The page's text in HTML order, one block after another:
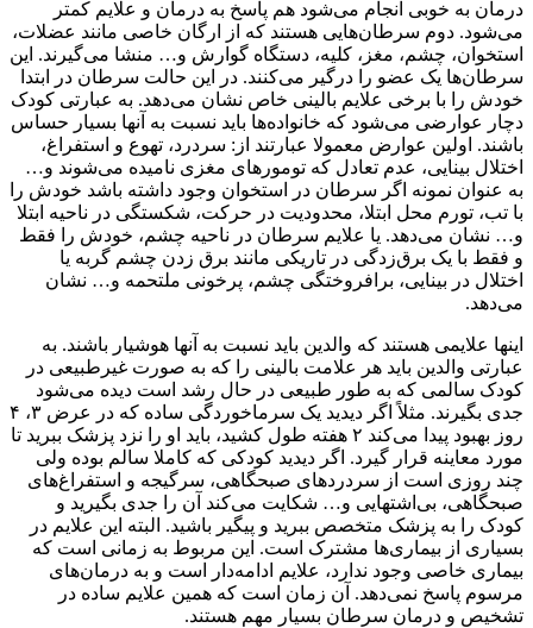
درمان به خوبی انجام می‌شود هم پاسخ به درمان و علایم کمتر
می‌شود. دوم سرطان‌هایی هستند که از ارگان خاصی مانند عضلات،
استخوان، چشم، مغز، کلیه، دستگاه گوارش و… منشا می‌گیرند. این
سرطان‌ها یک عضو را درگیر می‌کنند. در این حالت سرطان در ابتدا
خودش را با برخی علایم بالینی خاص نشان می‌دهد. به عبارتی کودک
دچار عوارضی می‌شود که خانواده‌ها باید نسبت به آنها بسیار حساس
باشند. اولین عوارض معمولا عبارتند از: سردرد، تهوع و استفراغ،
اختلال بینایی، عدم تعادل که تومورهای مغزی نامیده می‌شوند و…
به عنوان نمونه اگر سرطان در استخوان وجود داشته باشد خودش را
با تب، تورم محل ابتلا، محدودیت در حرکت، شکستگی در ناحیه ابتلا
و… نشان می‌دهد. یا علایم سرطان در ناحیه چشم، خودش را فقط
و فقط با یک برق‌زدگی در تاریکی مانند برق‌ زدن چشم گربه یا
اختلال در بینایی، برافروختگی چشم، پرخونی ملتحمه و… نشان
می‌دهد.
اینها علایمی هستند که والدین باید نسبت به آنها هوشیار باشند. به
عبارتی والدین باید هر علامت بالینی را که به صورت غیرطبیعی در
کودک سالمی که به طور طبیعی در حال رشد است دیده می‌شود
جدی بگیرند. مثلاً اگر دیدید یک سرماخوردگی ساده که در عرض ۳، ۴
روز بهبود پیدا می‌کند ۲ هفته طول کشید، باید او را نزد پزشک ببرید تا
مورد معاینه قرار گیرد. اگر دیدید کودکی که کاملا سالم بوده ولی
چند روزی است از سردردهای صبحگاهی، سرگیجه و استفراغ‌های
صبحگاهی، بی‌اشتهایی و… شکایت می‌کند آن را جدی بگیرید و
کودک را به پزشک متخصص ببرید و پیگیر باشید. البته این علایم در
بسیاری از بیماری‌ها مشترک است. این مربوط به زمانی است که
بیماری خاصی وجود ندارد، علایم ادامه‌دار است و به درمان‌های
مرسوم پاسخ نمی‌دهد. آن زمان است که همین علایم ساده در
تشخیص و درمان سرطان بسیار مهم هستند.